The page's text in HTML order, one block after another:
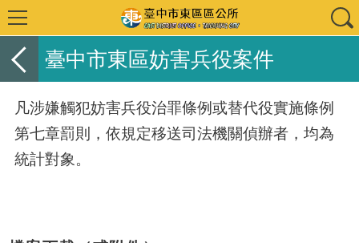
臺中市東區妨害兵役案件
凡涉嫌觸犯妨害兵役治罪條例或替代役實施條例
第七章罰則，依規定移送司法機關偵辦者，均為
統計對象。